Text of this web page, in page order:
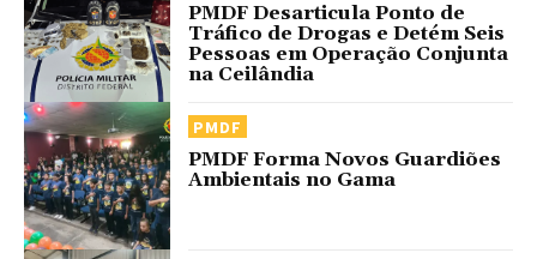
PMDF Desarticula Ponto de
Tráfico de Drogas e Detém Seis
Pessoas em Operação Conjunta
na Ceilândia
PMDF
PMDF Forma Novos Guardiões
Ambientais no Gama